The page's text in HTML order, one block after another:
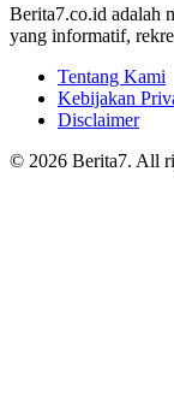
Berita7.co.id adalah
yang informatif,
Tentang Kami
Kebijakan
Disclaimer
© 2026 Berita7. All